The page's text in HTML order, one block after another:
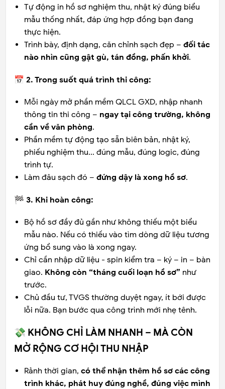
Tự động in hồ sơ nghiệm thu, nhật ký đúng biểu
mẫu thống nhất, đáp ứng hợp đồng bạn đang
thực hiện.
Trình bày, định dạng, căn chỉnh sạch đẹp – đối tác
nào nhìn cũng gật gù, tán đồng, phấn khởi.
📅 2. Trong suốt quá trình thi công:
Mỗi ngày mở phần mềm QLCL GXD, nhập nhanh
thông tin thi công – ngay tại công trường, không
cần về văn phòng.
Phần mềm tự động tạo sẵn biên bản, nhật ký,
phiếu nghiệm thu... đúng mẫu, đúng logic, đúng
trình tự.
Làm đâu sạch đó – đứng dậy là xong hồ sơ.
🏁 3. Khi hoàn công:
Bộ hồ sơ đầy đủ gần như không thiếu một biểu
mẫu nào. Nếu có thiếu vào tìm dòng dữ liệu tương
ứng bổ sung vào là xong ngay.
Chỉ cần nhập dữ liệu - spin kiểm tra – ký – in – bàn
giao. Không còn “tháng cuối loạn hồ sơ” như
trước.
Chủ đầu tư, TVGS thường duyệt ngay, ít bới được
lỗi nữa. Bạn bước qua công trình mới nhẹ tênh.
💸 KHÔNG CHỈ LÀM NHANH – MÀ CÒN
MỞ RỘNG CƠ HỘI THU NHẬP
Rảnh thời gian, có thể nhận thêm hồ sơ các công
trình khác, phát huy đúng nghề, đúng việc mình